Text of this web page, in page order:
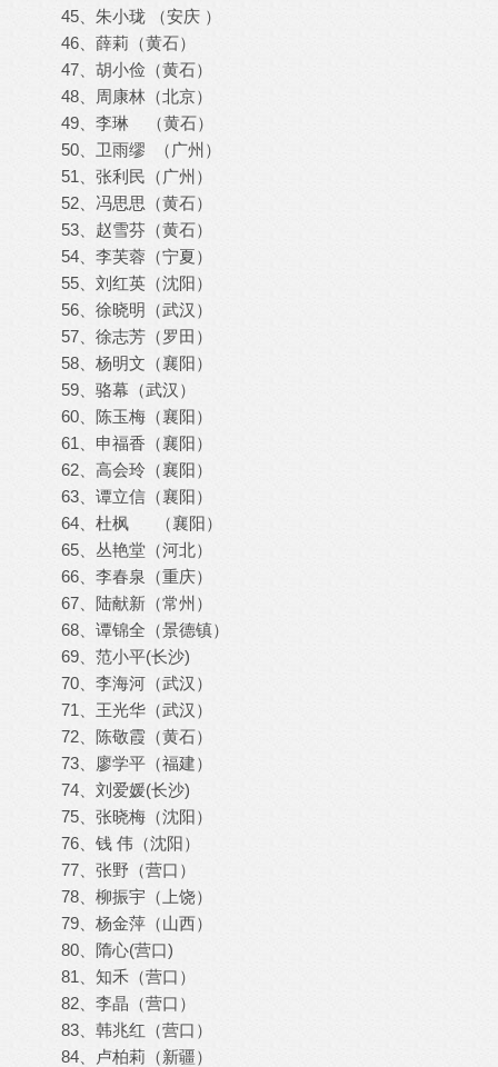
45、朱小珑 （安庆 ）
46、薛莉（黄石）
47、胡小俭（黄石）
48、周康林（北京）
49、李琳 （黄石）
50、卫雨缪 （广州）
51、张利民（广州）
52、冯思思（黄石）
53、赵雪芬（黄石）
54、李芙蓉（宁夏）
55、刘红英（沈阳）
56、徐晓明（武汉）
57、徐志芳（罗田）
58、杨明文（襄阳）
59、骆幕（武汉）
60、陈玉梅（襄阳）
61、申福香（襄阳）
62、高会玲（襄阳）
63、谭立信（襄阳）
64、杜枫 （襄阳）
65、丛艳堂（河北）
66、李春泉（重庆）
67、陆献新（常州）
68、谭锦全（景德镇）
69、范小平(长沙)
70、李海河（武汉）
71、王光华（武汉）
72、陈敬霞（黄石）
73、廖学平（福建）
74、刘爱媛(长沙)
75、张晓梅（沈阳）
76、钱 伟（沈阳）
77、张野（营口）
78、柳振宇（上饶）
79、杨金萍（山西）
80、隋心(营口)
81、知禾（营口）
82、李晶（营口）
83、韩兆红（营口）
84、卢柏莉（新疆）